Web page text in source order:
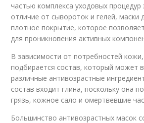
частью комплекса уходовых процедур
отличие от сывороток и гелей, маски
плотное покрытие, которое
для проникновения активных
В зависимости от потребностей
подбирается состав, который может
различные антивозрастные
состав входит глина, поскольку она
грязь, кожное сало и омертвевшие
Большинство антивозрастных масок